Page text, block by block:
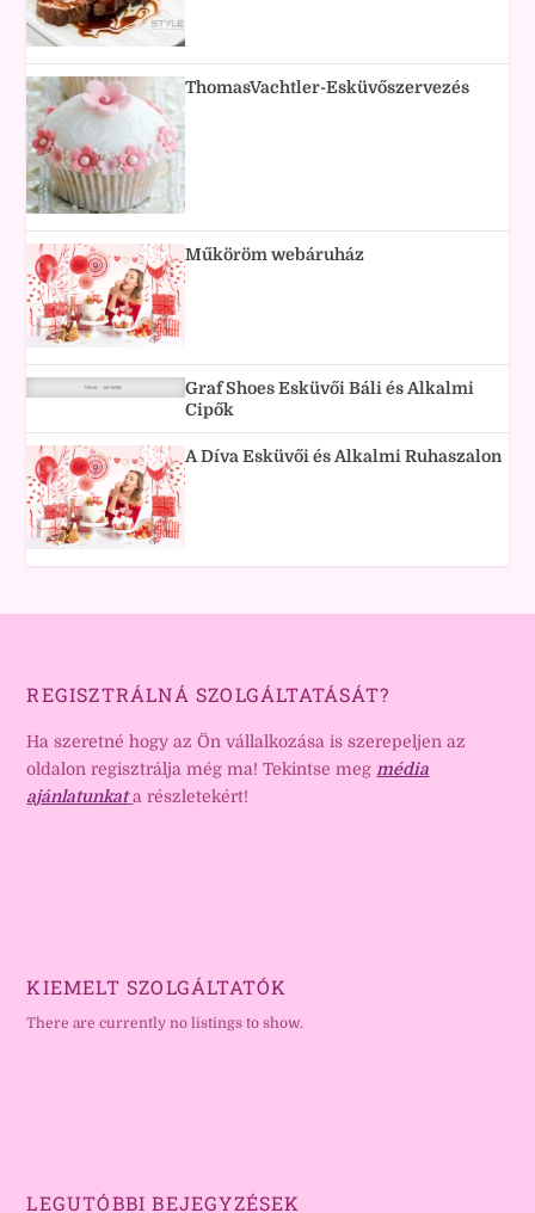
ThomasVachtler-Esküvőszervezés
Műköröm webáruház
Graf Shoes Esküvői Báli és Alkalmi
Cipők
A Díva Esküvői és Alkalmi Ruhaszalon
REGISZTRÁLNÁ SZOLGÁLTATÁSÁT?
Ha szeretné hogy az Ön vállalkozása is szerepeljen az
oldalon regisztrálja még ma! Tekintse meg média
ajánlatunkat a részletekért!
KIEMELT SZOLGÁLTATÓK
There are currently no listings to show.
LEGUTÓBBI BEJEGYZÉSEK